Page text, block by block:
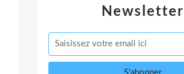
Newsletter